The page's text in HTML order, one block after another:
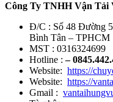
Công Ty TNHH Vận Tải
Đ/C : Số 48 Đường
Bình Tân – TPHCM
MST : 0316324699
Hotline :–
Website: https://
Website: https://
Gmail :